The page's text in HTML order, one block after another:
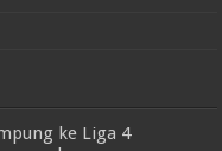
ke Liga 4